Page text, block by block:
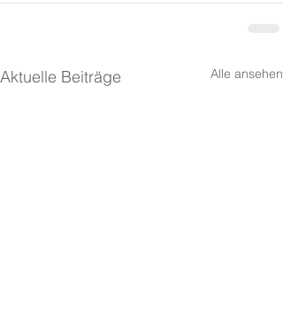
Aktuelle Beiträge Alle ansehen